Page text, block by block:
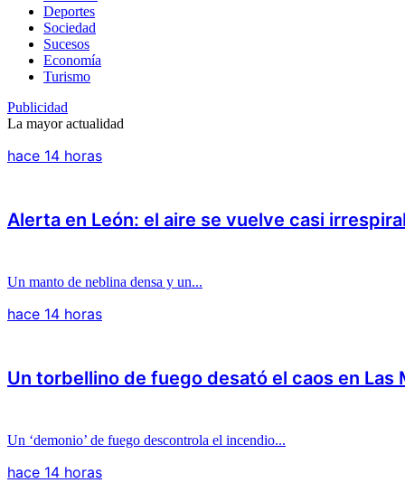
Deportes
Sociedad
Sucesos
Economía
Turismo
Publicidad
La mayor actualidad
hace 14 horas
Alerta en León: el aire se vuelve casi
Un manto de neblina densa y un...
hace 14 horas
Un torbellino de fuego desató el caos en Las
Un ‘demonio’ de fuego descontrola el incendio...
hace 14 horas